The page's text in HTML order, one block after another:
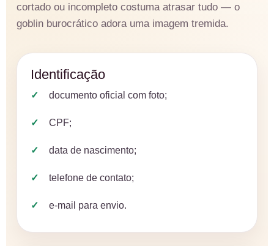
cortado ou incompleto costuma atrasar tudo — o
goblin burocrático adora uma imagem tremida.
Identificação
documento oficial com foto;
CPF;
data de nascimento;
telefone de contato;
e-mail para envio.